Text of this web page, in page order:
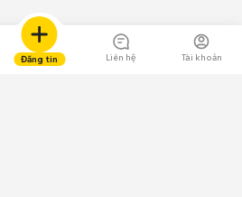
Đăng tin Liên hệ Tài khoản